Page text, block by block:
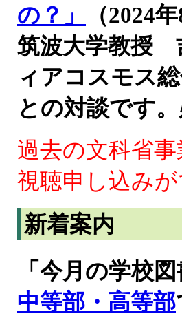
の？」
（2024
筑波大学教授
ィアコスモス
との対談です。
過去の文科省
視聴申し込みが
新着案内
「今月の学校
中等部・高等部